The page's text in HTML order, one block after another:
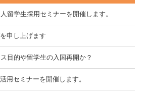
留学生採用セミナーを開催します。
申し上げます
目的や留学生の入国再開か？
用セミナーを開催します。